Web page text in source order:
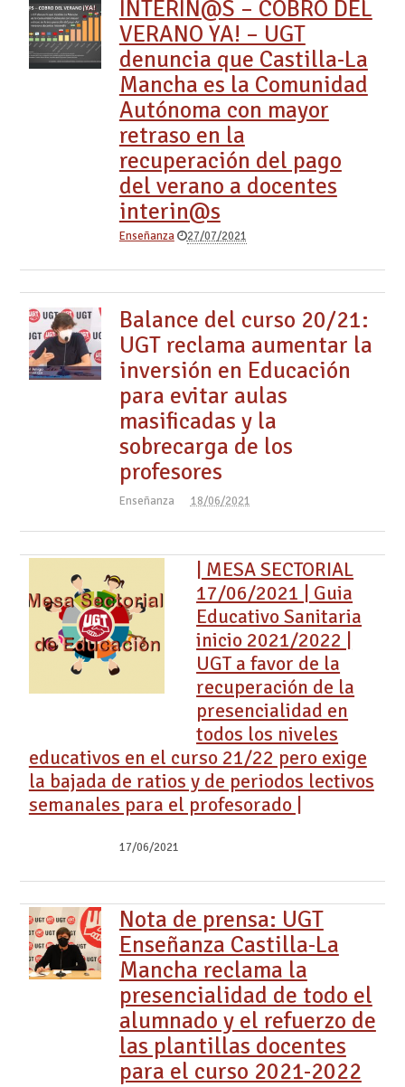
INTERIN@S – COBRO DEL
VERANO YA! – UGT
denuncia que Castilla-La
Mancha es la Comunidad
Autónoma con mayor
retraso en la
recuperación del pago
del verano a docentes
interin@s
Enseñanza 27/07/2021
Balance del curso 20/21:
UGT reclama aumentar la
inversión en Educación
para evitar aulas
masificadas y la
sobrecarga de los
profesores
Enseñanza 18/06/2021
| MESA SECTORIAL
17/06/2021 | Guia
Educativo Sanitaria
inicio 2021/2022 |
UGT a favor de la
recuperación de la
presencialidad en
todos los niveles
educativos en el curso 21/22 pero exige
la bajada de ratios y de periodos lectivos
semanales para el profesorado |
17/06/2021
Nota de prensa: UGT
Enseñanza Castilla-La
Mancha reclama la
presencialidad de todo el
alumnado y el refuerzo de
las plantillas docentes
para el curso 2021-2022